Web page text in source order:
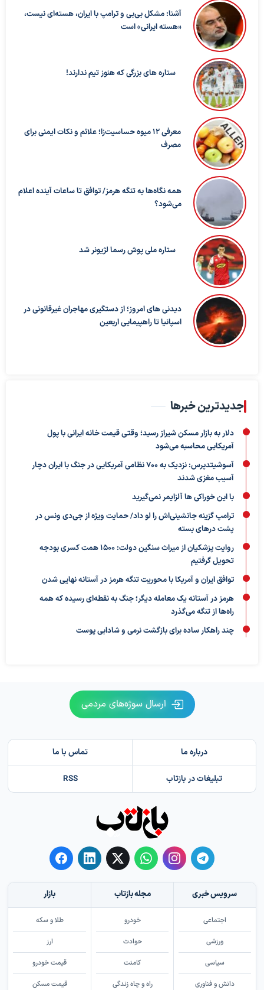
آشنا: مشکل بی‌بی‌ و ترامپ با ایران، هسته‌ای نیست،
«هسته ایرانی» است
ستاره های بزرگی که هنوز تیم ندارند!
معرفی ۱۲ میوه حساسیت‌زا؛ علائم و نکات ایمنی برای
مصرف
همه نگاه‌ها به تنگه هرمز/ توافق تا ساعات آینده اعلام
می‌شود؟
ستاره ملی پوش رسما لژیونر شد
دیدنی های امروز؛ از دستگیری مهاجران غیرقانونی در
اسپانیا تا راهپیمایی اربعین
جدیدترین خبرها
دلار به بازار مسکن شیراز رسید؛ وقتی قیمت خانه ایرانی با پول
آمریکایی محاسبه می‌شود
آسوشیتدپرس: نزدیک به ۷۰۰ نظامی آمریکایی در جنگ با ایران دچار
آسیب مغزی شدند
با این خوراکی ها آلزایمر نمی‌گیرید
ترامپ گزینه جانشینی‌اش را لو داد/ حمایت ویژه از جی‌دی ونس در
پشت درهای بسته
روایت پزشکیان از میراث سنگین دولت: ۱۵۰۰ همت کسری بودجه
تحویل گرفتیم
توافق ایران و آمریکا با محوریت تنگه هرمز در آستانه نهایی شدن
هرمز در آستانه یک معامله دیگر؛ جنگ به نقطه‌ای رسیده که همه
راه‌ها از تنگه می‌گذرد
چند راهکار ساده برای بازگشت نرمی و شادابی پوست
ارسال سوژه‌های مردمی
درباره ما تماس با ما
تبلیغات در بازتاب RSS
سرویس خبری
اجتماعی
ورزشی
سیاسی
دانش و فناوری
مجله بازتاب
خودرو
حوادث
کامنت
راه و چاه زندگی
بازار
طلا و سکه
ارز
قیمت خودرو
قیمت مسکن